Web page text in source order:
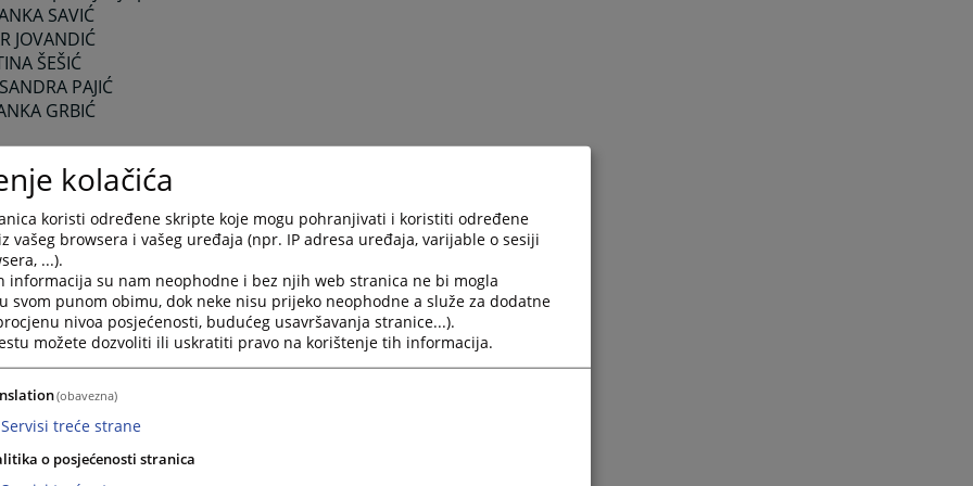
SAVIĆ
JOVANDIĆ
ŠEŠIĆ
PAJIĆ
GRBIĆ
asistenti:
ČEKO
MANDIĆ
BLAGOJEVIĆ
STOJKOVIĆ
MORAČA
GRMUŠA
VUČEN
VIDAČAK
VUKOVIĆ
STJEPANOVIĆ
ZGONJANIN
KOVAČEVIĆ
DANGUBIĆ
kolačića
koristi određene skripte koje mogu pohranjivati i koristiti određene
vašeg browsera i vašeg uređaja (npr. IP adresa uređaja, varijable o sesiji
...).
informacija su nam neophodne i bez njih web stranica ne bi mogla
svom punom obimu, dok neke nisu prijeko neophodne a služe za dodatne
nivoa posjećenosti, budućeg usavršavanja stranice...).
možete dozvoliti ili uskratiti pravo na korištenje tih informacija.
(obavezna)
Servisi treće strane
o posjećenosti stranica